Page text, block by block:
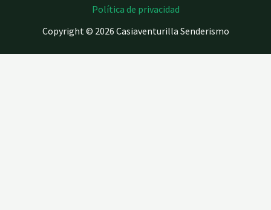
Política de privacidad
Copyright © 2026 Casiaventurilla Senderismo